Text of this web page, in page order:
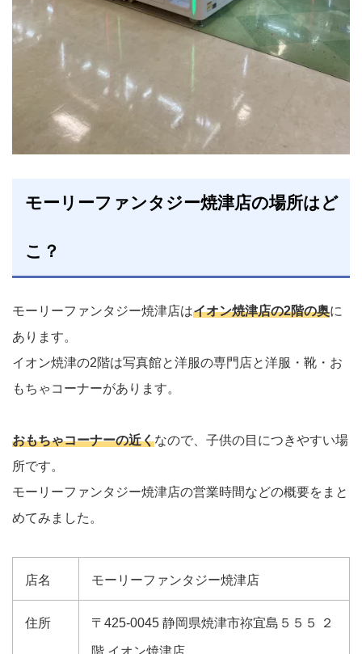
モーリーファンタジー焼津店の場所はど
こ？
モーリーファンタジー焼津店はイオン焼津店の2階の奥に
あります。
イオン焼津の2階は写真館と洋服の専門店と洋服・靴・お
もちゃコーナーがあります。
おもちゃコーナーの近くなので、子供の目につきやすい場
所です。
モーリーファンタジー焼津店の営業時間などの概要をまと
めてみました。
店名 モーリーファンタジー焼津店
住所 〒425-0045 静岡県焼津市祢宜島５５５ ２
階 イオン焼津店